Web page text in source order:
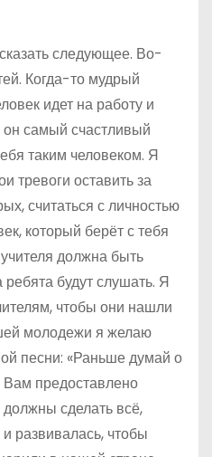
следующее. Во-
Когда-то мудрый
идет на работу и
самый счастливый
таким человеком. Я
тревоги оставить за
считаться с личностью
который берёт с тебя
должна быть
ребята будут слушать. Я
чтобы они нашли
молодежи я желаю
песни: «Раньше думай о
Вам предоставлено
сделать всё,
развивалась, чтобы